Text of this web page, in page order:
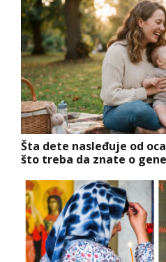
Šta dete nasleđuje od
što treba da znate o